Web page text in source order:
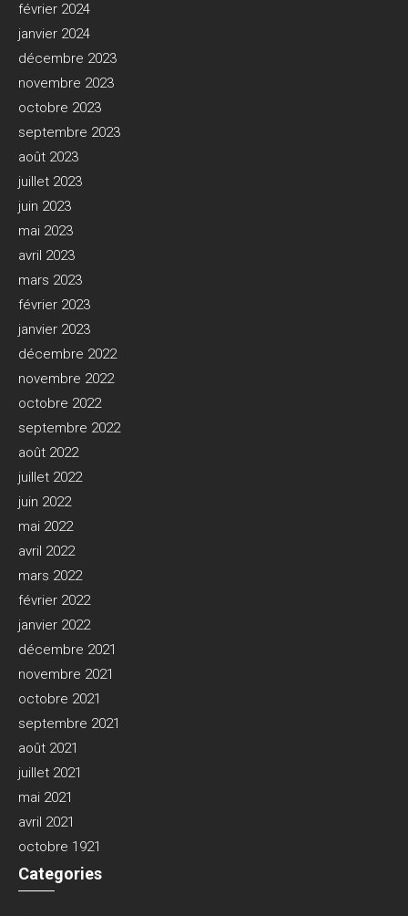
février 2024
janvier 2024
décembre 2023
novembre 2023
octobre 2023
septembre 2023
août 2023
juillet 2023
juin 2023
mai 2023
avril 2023
mars 2023
février 2023
janvier 2023
décembre 2022
novembre 2022
octobre 2022
septembre 2022
août 2022
juillet 2022
juin 2022
mai 2022
avril 2022
mars 2022
février 2022
janvier 2022
décembre 2021
novembre 2021
octobre 2021
septembre 2021
août 2021
juillet 2021
mai 2021
avril 2021
octobre 1921
Categories